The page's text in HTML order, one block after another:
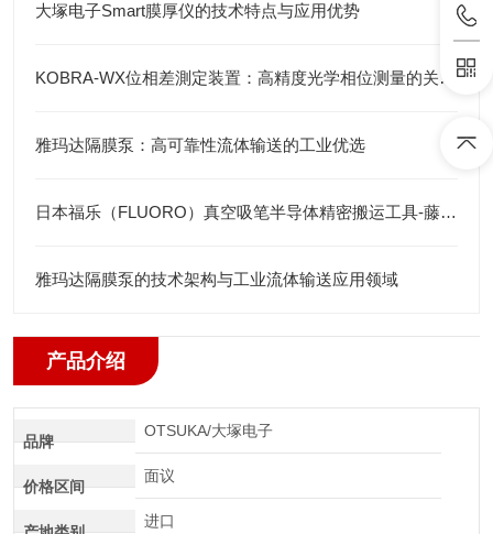
大塚电子Smart膜厚仪的技术特点与应用优势
KOBRA-WX位相差測定装置：高精度光学相位测量的关键技术解析
雅玛达隔膜泵：高可靠性流体输送的工业优选
日本福乐（FLUORO）真空吸笔半导体精密搬运工具-藤田光学
雅玛达隔膜泵的技术架构与工业流体输送应用领域
产品介绍
品牌
OTSUKA/大塚电子
价格区间
面议
进口